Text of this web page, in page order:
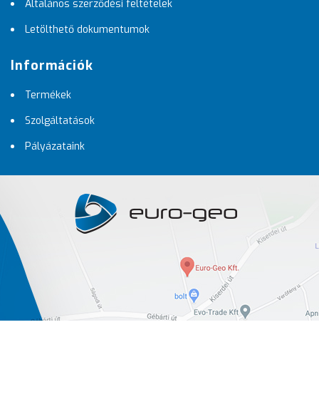
Általános szerződési feltételek
Letölthető dokumentumok
Információk
Termékek
Szolgáltatások
Pályázataink